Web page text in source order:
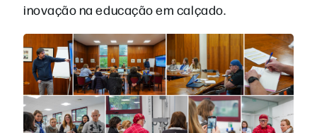
inovação na educação em calçado.